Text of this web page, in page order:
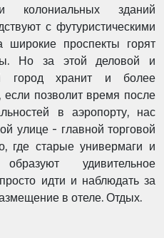
колониальных зданий
с футуристическими
проспекты горят
Но за этой деловой и
город хранит и более
если позволит время после
в аэропорту, нас
улице - главной торговой
где старые универмаги и
удивительное
идти и наблюдать за
в отеле. Отдых.